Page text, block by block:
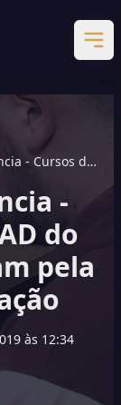
- Cursos de
se
e
-
do
pela
às 12:34